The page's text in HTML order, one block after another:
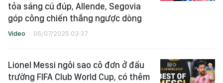
tỏa sáng cú đúp, Allende, Segovia
góp công chiến thắng ngược dòng
Video 06/07/2025 03:37
Lionel Messi ngôi sao cô đơn ở đấu
trường FIFA Club World Cup, có thêm